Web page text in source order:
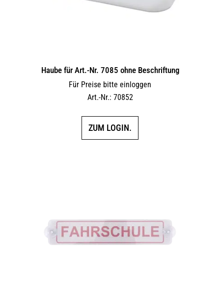
Haube für Art.-Nr. 7085 ohne Beschriftung
Für Preise bitte einloggen
Art.-Nr.: 70852
ZUM LOGIN.